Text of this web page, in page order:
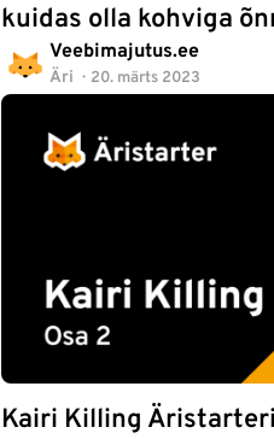
kuidas olla kohviga
Veebimajutus.ee
Äri 20. märts 2023
Kairi Killing